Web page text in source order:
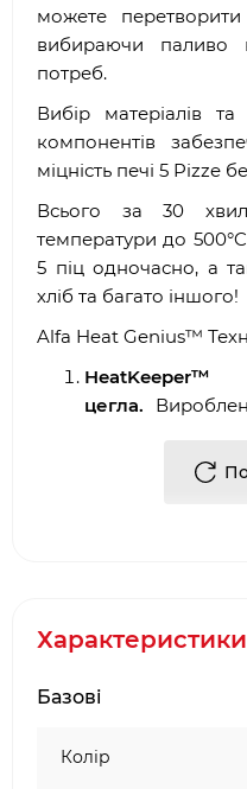
можете
вибираючи паливо
потреб.
Вибір матеріалів та
компонентів
міцність печі 5 Pizze
Всього за 30
температури до
5 піц одночасно, а
хліб та багато іншого!
Alfa Heat Genius™
цегла.
вогнетривка
зберігає
лавовий
диму та кращу
System™.
рівномірне
витратами
Характеристики
Базові
Колір